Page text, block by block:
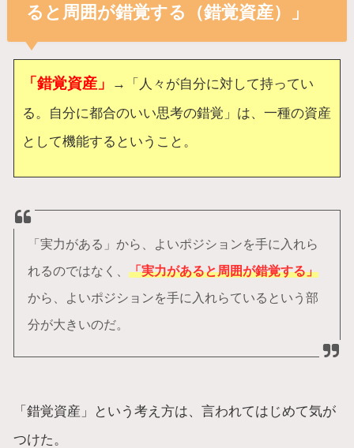
ると周囲が錯覚する（錯覚資産）」
「錯覚資産」
→「人々が自分に対して持ってい
る。自分に都合のいい思考の錯覚」は、一種の資産
として機能するということ。
「実力がある」から、よいポジションを手に入れら
れるのではなく、 「実力があると周囲が錯覚する」
から、よいポジションを手に入れらているという部
分が大きいのだ。
「錯覚資産」という考え方は、言われてはじめて気が
つけた。